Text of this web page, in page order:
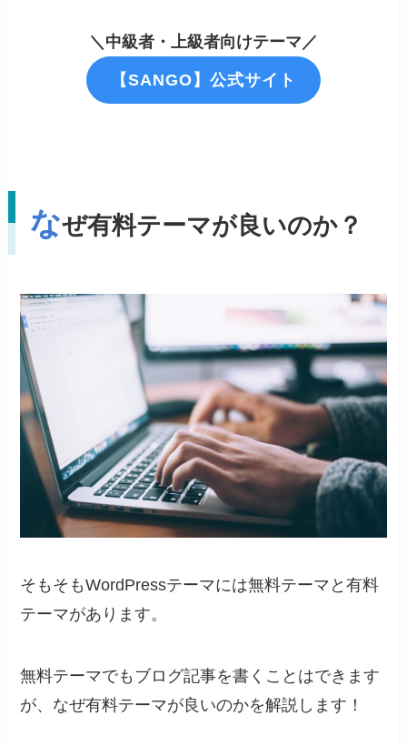
＼中級者・上級者向けテーマ／
【SANGO】公式サイト
なぜ有料テーマが良いのか？
そもそもWordPressテーマには無料テーマと有料
テーマがあります。
無料テーマでもブログ記事を書くことはできます
が、なぜ有料テーマが良いのかを解説します！